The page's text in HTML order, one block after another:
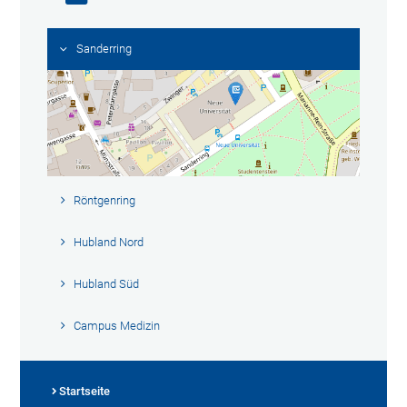
Sanderring
Röntgenring
Hubland Nord
Hubland Süd
Campus Medizin
Startseite